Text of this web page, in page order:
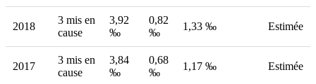
2018
3 mis en
cause
3,92
‰
0,82
‰
1,33 ‰ Estimée
2017
3 mis en
cause
3,84
‰
0,68
‰
1,17 ‰ Estimée